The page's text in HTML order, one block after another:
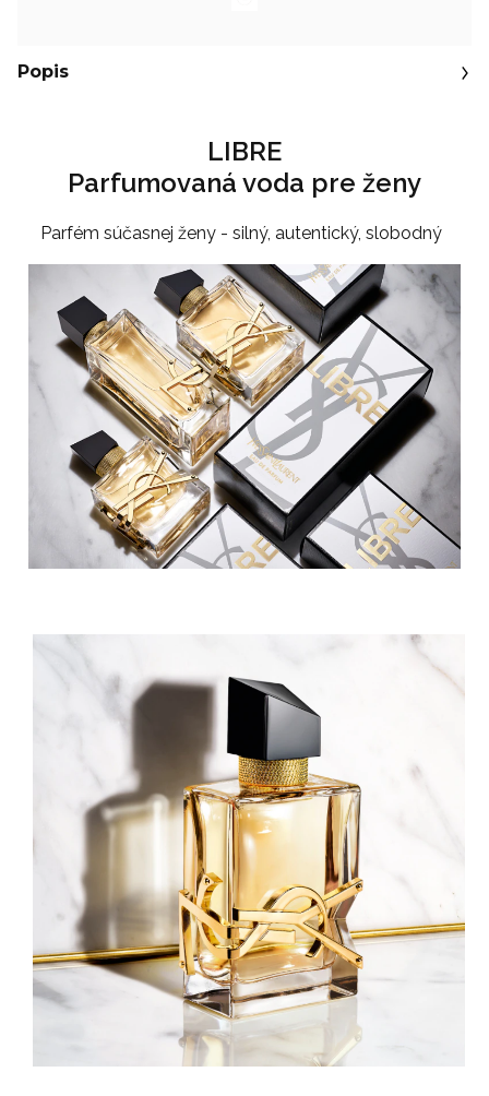
Popis
LIBRE
Parfumovaná voda pre ženy
Parfém súčasnej ženy - silný, autentický, slobodný